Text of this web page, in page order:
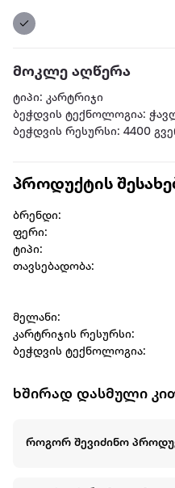
მოკლე აღწერა
ტიპი: კარტრიჯი
ბეჭდვის ტექნოლოგია:
ბეჭდვის რესურსი: 4400
პროდუქტის
ბრენდი:
ფერი:
ტიპი:
თავსებადობა:
მელანი:
კარტრიჯის რესურსი:
ბეჭდვის ტექნოლოგია:
ხშირად დასმული
როგორ შევიძინო